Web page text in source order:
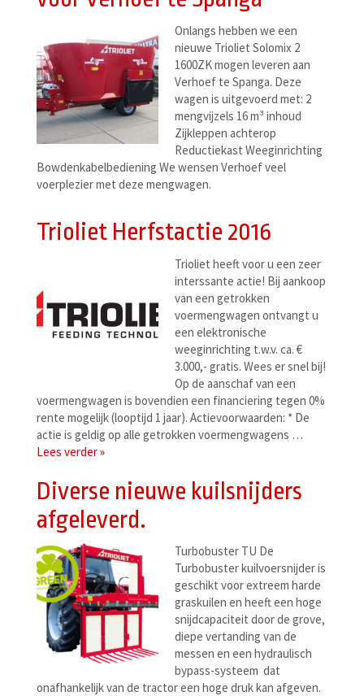
Onlangs hebben we een
nieuwe Trioliet Solomix 2
1600ZK mogen leveren aan
Verhoef te Spanga. Deze
wagen is uitgevoerd met: 2
mengvijzels 16 m³ inhoud
Zijkleppen achterop
Reductiekast Weeginrichting
Bowdenkabelbediening We wensen Verhoef veel
voerplezier met deze mengwagen.
Trioliet Herfstactie 2016
Trioliet heeft voor u een zeer
interssante actie! Bij aankoop
van een getrokken
voermengwagen ontvangt u
een elektronische
weeginrichting t.w.v. ca. €
3.000,- gratis. Wees er snel bij!
Op de aanschaf van een
voermengwagen is bovendien een financiering tegen 0%
rente mogelijk (looptijd 1 jaar). Actievoorwaarden: * De
actie is geldig op alle getrokken voermengwagens …
Lees verder »
Diverse nieuwe kuilsnijders
afgeleverd.
Turbobuster TU De
Turbobuster kuilvoersnijder is
geschikt voor extreem harde
graskuilen en heeft een hoge
snijdcapaciteit door de grove,
diepe vertanding van de
messen en een hydraulisch
bypass-systeem dat
onafhankelijk van de tractor een hoge druk kan afgeven.